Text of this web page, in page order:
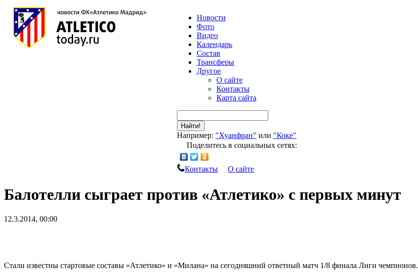
Новости
Фото
Видео
Календарь
Состав
Трансферы
Другое
О сайте
Контакты
Карта сайта
Найти!
Например: "Хуанфран" или "Коке"
Поделитесь в социальных сетях:
Контакты О сайте
Балотелли сыграет против «Атлетико» с первых минут
12.3.2014, 00:00
Стали известны стартовые составы «Атлетико» и «Милана» на сегодняшний ответный матч 1/8 финала Лиги чемпионов.